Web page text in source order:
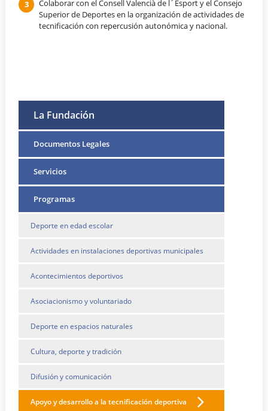
Colaborar con el Consell Valencià de l´Esport y el Consejo
Superior de Deportes en la organización de actividades de
tecnificación con repercusión autonómica y nacional.
La Fundación
Documentos Legales
Servicios
Programas
Deporte en edad escolar
Actividades en instalaciones deportivas municipales
Acontecimientos deportivos
Asociacionismo y voluntariado
Deporte en espacios naturales
Cultura, deporte y tradición
Difusión y comunicación
Apoyo y desarrollo a la tecnificación deportiva